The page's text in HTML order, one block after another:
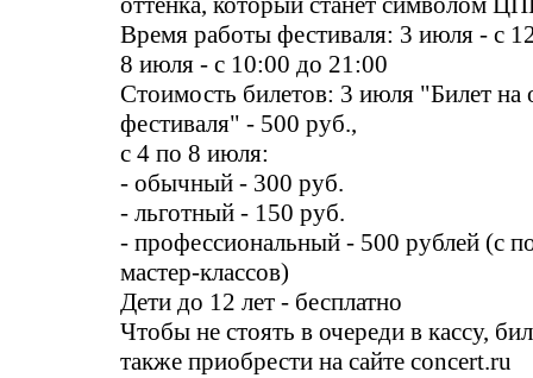
Время работы фестиваля: 3 июля - с
8 июля - с 10:00 до 21:00
Стоимость билетов: 3 июля "Билет на
фестиваля" - 500 руб.,
с 4 по 8 июля:
- обычный - 300 руб.
- льготный - 150 руб.
- профессиональный - 500 рублей (с
мастер-классов)
Дети до 12 лет - бесплатно
Чтобы не стоять в очереди в кассу,
также приобрести на сайте concert.ru